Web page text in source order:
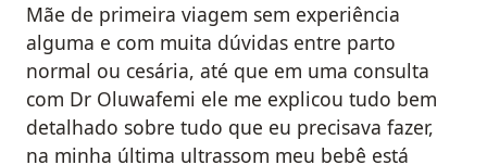
Mãe de primeira viagem sem experiência
alguma e com muita dúvidas entre parto
normal ou cesária, até que em uma consulta
com Dr Oluwafemi ele me explicou tudo bem
detalhado sobre tudo que eu precisava fazer,
na minha última ultrassom meu bebê está